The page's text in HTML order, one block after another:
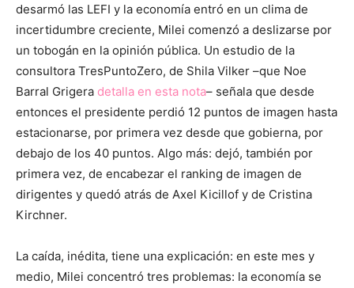
desarmó las LEFI y la economía entró en un clima de
incertidumbre creciente, Milei comenzó a deslizarse por
un tobogán en la opinión pública. Un estudio de la
consultora TresPuntoZero, de Shila Vilker –que Noe
Barral Grigera detalla en esta nota– señala que desde
entonces el presidente perdió 12 puntos de imagen hasta
estacionarse, por primera vez desde que gobierna, por
debajo de los 40 puntos. Algo más: dejó, también por
primera vez, de encabezar el ranking de imagen de
dirigentes y quedó atrás de Axel Kicillof y de Cristina
Kirchner.
La caída, inédita, tiene una explicación: en este mes y
medio, Milei concentró tres problemas: la economía se